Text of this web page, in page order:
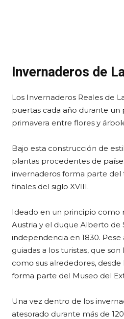
Invernaderos de
Los Invernaderos Reales de
puertas cada año durante un
primavera entre flores y
Bajo esta construcción de
plantas procedentes de
invernaderos forma parte del
finales del siglo XVIII.
Ideado en un principio como
Austria y el duque Alberto de
independencia en 1830. Pese
guiadas a los turistas, que
como sus alrededores,
forma parte del Museo del
Una vez dentro de los
atesorado durante más de